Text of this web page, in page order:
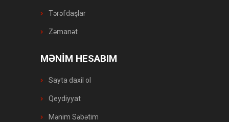
Tərəfdaşlar
Zəmanət
MƏNİM HESABIM
Sayta daxil ol
Qeydiyyat
Mənim Səbətim